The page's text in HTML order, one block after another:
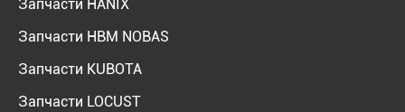
Запчасти HANIX
Запчасти HBM NOBAS
Запчасти KUBOTA
Запчасти LOCUST